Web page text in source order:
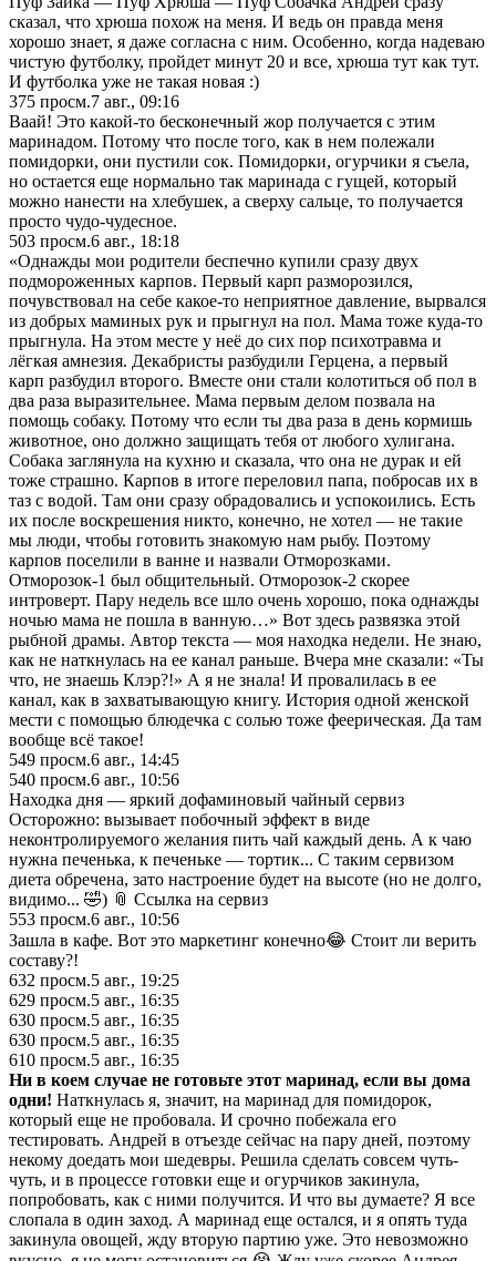
сказал, что хрюша похож на меня. И ведь он правда меня
хорошо знает, я даже согласна с ним. Особенно, когда надеваю
чистую футболку, пройдет минут 20 и все, хрюша тут как тут.
И футболка уже не такая новая :)
375 просм.7 авг., 09:16
Ваай! Это какой-то бесконечный жор получается с этим
маринадом. Потому что после того, как в нем полежали
помидорки, они пустили сок. Помидорки, огурчики я съела,
но остается еще нормально так маринада с гущей, который
можно нанести на хлебушек, а сверху сальце, то получается
просто чудо-чудесное.
503 просм.6 авг., 18:18
«Однажды мои родители беспечно купили сразу двух
подмороженных карпов. Первый карп разморозился,
почувствовал на себе какое-то неприятное давление, вырвался
из добрых маминых рук и прыгнул на пол. Мама тоже куда-то
прыгнула. На этом месте у неё до сих пор психотравма и
лёгкая амнезия. Декабристы разбудили Герцена, а первый
карп разбудил второго. Вместе они стали колотиться об пол в
два раза выразительнее. Мама первым делом позвала на
помощь собаку. Потому что если ты два раза в день кормишь
животное, оно должно защищать тебя от любого хулигана.
Собака заглянула на кухню и сказала, что она не дурак и ей
тоже страшно. Карпов в итоге переловил папа, побросав их в
таз с водой. Там они сразу обрадовались и успокоились. Есть
их после воскрешения никто, конечно, не хотел — не такие
мы люди, чтобы готовить знакомую нам рыбу. Поэтому
карпов поселили в ванне и назвали Отморозками.
Отморозок-1 был общительный. Отморозок-2 скорее
интроверт. Пару недель все шло очень хорошо, пока однажды
ночью мама не пошла в ванную…» Вот здесь развязка этой
рыбной драмы. Автор текста — моя находка недели. Не знаю,
как не наткнулась на ее канал раньше. Вчера мне сказали: «Ты
что, не знаешь Клэр?!» А я не знала! И провалилась в ее
канал, как в захватывающую книгу. История одной женской
мести с помощью блюдечка с солью тоже феерическая. Да там
вообще всё такое!
549 просм.6 авг., 14:45
540 просм.6 авг., 10:56
Находка дня — яркий дофаминовый чайный сервиз
Осторожно: вызывает побочный эффект в виде
неконтролируемого желания пить чай каждый день. А к чаю
нужна печенька, к печеньке — тортик... С таким сервизом
диета обречена, зато настроение будет на высоте (но не долго,
видимо... 🤣) 📎 Ссылка на сервиз
553 просм.6 авг., 10:56
Зашла в кафе. Вот это маркетинг конечно😂 Стоит ли верить
составу?!
632 просм.5 авг., 19:25
629 просм.5 авг., 16:35
630 просм.5 авг., 16:35
630 просм.5 авг., 16:35
610 просм.5 авг., 16:35
Ни в коем случае не готовьте этот маринад, если вы дома
одни! Наткнулась я, значит, на маринад для помидорок,
который еще не пробовала. И срочно побежала его
тестировать. Андрей в отъезде сейчас на пару дней, поэтому
некому доедать мои шедевры. Решила сделать совсем чуть-
чуть, и в процессе готовки еще и огурчиков закинула,
попробовать, как с ними получится. И что вы думаете? Я все
слопала в один заход. А маринад еще остался, и я опять туда
закинула овощей, жду вторую партию уже. Это невозможно